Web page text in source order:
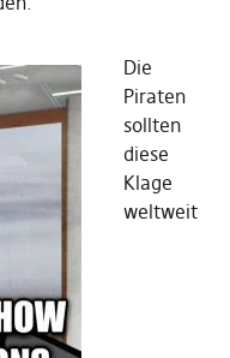
Die
Piraten
sollten
diese
Klage
weltweit